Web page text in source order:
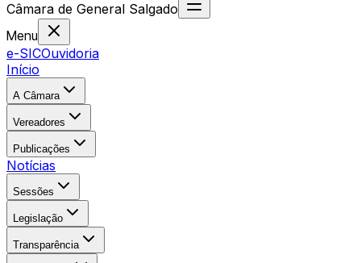
Câmara de General Salgado
Menu
e-SICOuvidoria
Início
A Câmara
Vereadores
Publicações
Notícias
Sessões
Legislação
Transparência